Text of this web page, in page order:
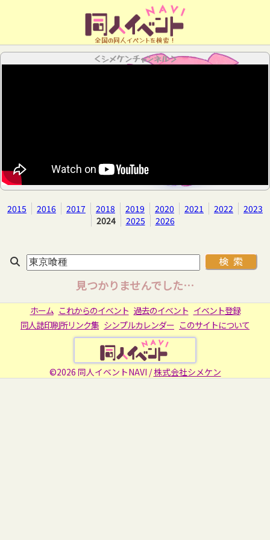
全国の同人イベントを検索！
＜シメケンチャンネル＞
2015 2016 2017 2018 2019 2020 2021 2022
2023
2024
2025 2026
見つかりませんでした…
ホーム これからのイベント 過去のイベント イベント登録
同人誌印刷所リンク集 シンプルカレンダー このサイトについて
©2026 同人イベントNAVI /株式会社シメケン